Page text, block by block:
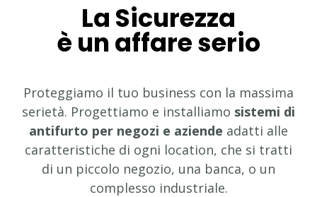
La Sicurezza
è un affare serio
Proteggiamo il tuo business con la massima
serietà. Progettiamo e installiamo sistemi di
antifurto per negozi e aziende adatti alle
caratteristiche di ogni location, che si tratti
di un piccolo negozio, una banca, o un
complesso industriale.